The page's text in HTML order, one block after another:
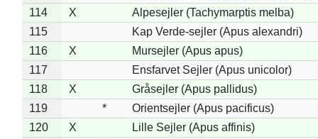
114
X
Alpesejler (Tachymarptis melba)
115
Kap Verde-sejler (Apus alexandri)
116
X
Mursejler (Apus apus)
117
Ensfarvet Sejler (Apus unicolor)
118
X
Gråsejler (Apus pallidus)
119
*
Orientsejler (Apus pacificus)
120
X
Lille Sejler (Apus affinis)